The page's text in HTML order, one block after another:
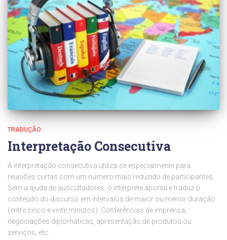
TRADUÇÃO
Interpretação Consecutiva
A interpretação consecutiva utiliza-se especialmente para
reuniões curtas com um número mais reduzido de participantes.
Sem a ajuda de auscultadores, o intérprete aponta e traduz o
conteúdo do discurso em intervalos de maior ou menor duração
(entre cinco e vinte minutos). Conferências de imprensa,
negociações diplomáticas, apresentação de produtos ou
serviços, etc.